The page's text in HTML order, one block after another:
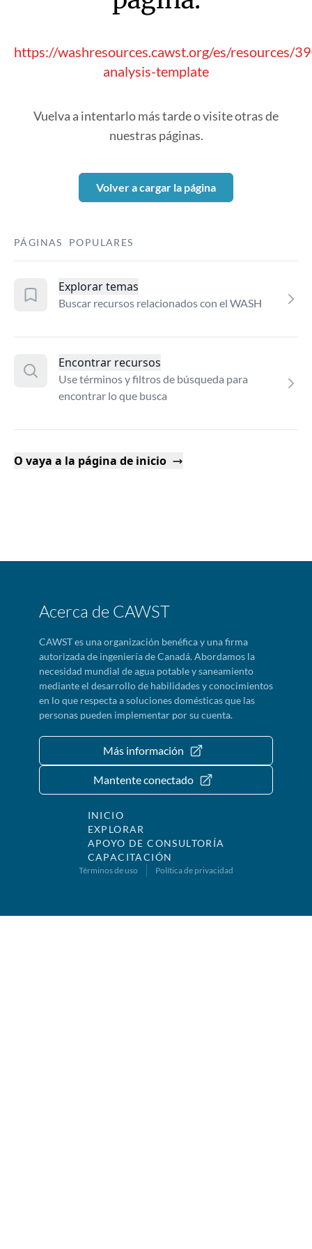
https://washresources.cawst.org/es/resources/
analysis-template
Vuelva a intentarlo más tarde o visite otras de
nuestras páginas.
Volver a cargar la página
PÁGINAS POPULARES
Explorar temas
Buscar recursos relacionados con el WASH
Encontrar recursos
Use términos y filtros de búsqueda para
encontrar lo que busca
O vaya a la página de inicio
Acerca de CAWST
CAWST es una organización benéfica y una firma
autorizada de ingeniería de Canadá. Abordamos la
necesidad mundial de agua potable y saneamiento
mediante el desarrollo de habilidades y conocimientos
en lo que respecta a soluciones domésticas que las
personas pueden implementar por su cuenta.
Más información
Mantente conectado
INICIO
EXPLORAR
APOYO DE CONSULTORÍA
CAPACITACIÓN
Términos de uso Política de privacidad